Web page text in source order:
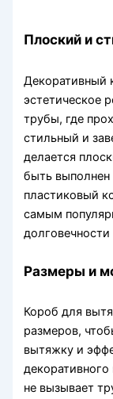
Плоский и
Декоративный
эстетическое
трубы, где
стильный и
делается
быть выполнен
пластиковый
самым
Размеры и
Короб для
размеров,
вытяжку и
не вызывает